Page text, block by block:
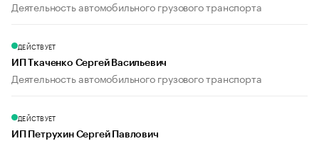
Деятельность автомобильного грузового транспорта
ДЕЙСТВУЕТ
ИП Ткаченко Сергей Васильевич
Деятельность автомобильного грузового транспорта
ДЕЙСТВУЕТ
ИП Петрухин Сергей Павлович